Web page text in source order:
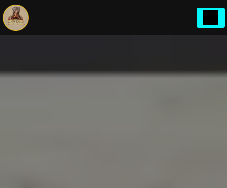
Panneau de gestion des cookies